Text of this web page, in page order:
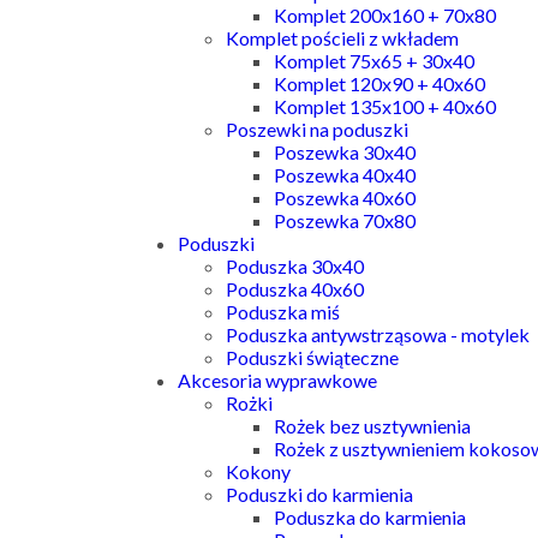
Komplet 200x160 + 70x80
Komplet pościeli z wkładem
Komplet 75x65 + 30x40
Komplet 120x90 + 40x60
Komplet 135x100 + 40x60
Poszewki na poduszki
Poszewka 30x40
Poszewka 40x40
Poszewka 40x60
Poszewka 70x80
Poduszki
Poduszka 30x40
Poduszka 40x60
Poduszka miś
Poduszka antywstrząsowa - motylek
Poduszki świąteczne
Akcesoria wyprawkowe
Rożki
Rożek bez usztywnienia
Rożek z usztywnieniem
Kokony
Poduszki do karmienia
Poduszka do karmienia